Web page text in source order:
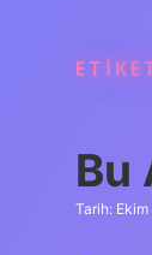
Bu
Tarih: Ekim